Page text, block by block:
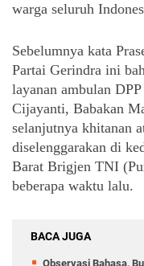
warga seluruh
Sebelumnya kata
Partai Gerindra ini
layanan ambulan
Cijayanti, Babakan
selanjutnya khitanan
diselenggarakan di
Barat Brigjen TNI
beberapa waktu lalu.
BACA JUGA
Observasi Bahasa,